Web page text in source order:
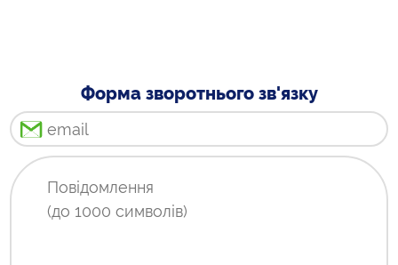
Форма зворотнього зв'язку